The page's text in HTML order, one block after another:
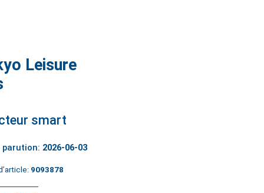
Leisure
smart
parution: 2026-06-03
9093878